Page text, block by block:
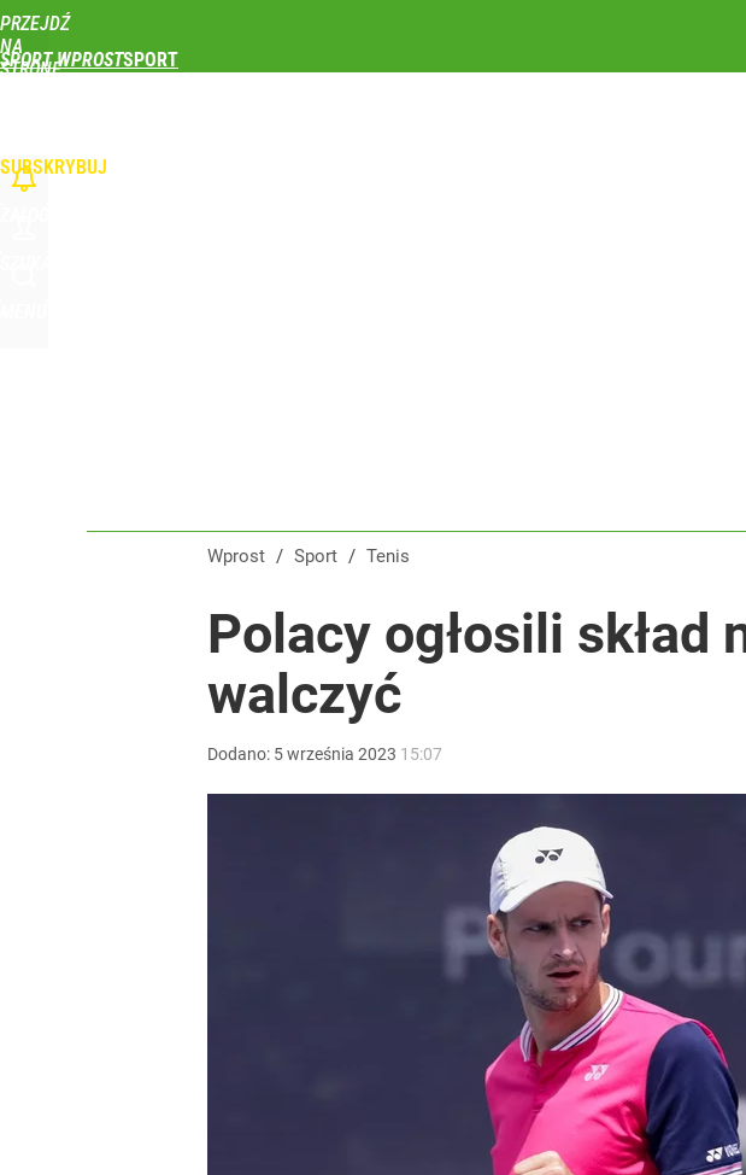
PRZEJDŹ
NA
STRONĘ
SPORT WPROST
SUBSKRYBUJ
Wprost / Sport / Tenis
Polacy ogłosili skład
walczyć
Dodano: 5września 2023 15:07